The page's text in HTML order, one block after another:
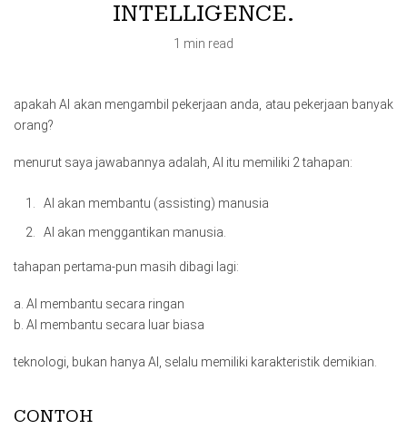
INTELLIGENCE.
1 min read
apakah AI akan mengambil pekerjaan anda, atau pekerjaan banyak
orang?
menurut saya jawabannya adalah, AI itu memiliki 2 tahapan:
AI akan membantu (assisting) manusia
AI akan menggantikan manusia.
tahapan pertama-pun masih dibagi Iagi:
a. AI membantu secara ringan
b. AI membantu secara luar biasa
teknologi, bukan hanya AI, selalu memiliki karakteristik demikian.
CONTOH